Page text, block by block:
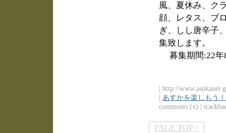
風、夏休み、ク
顔、レタス、ブ
ぎ、しし唐辛子
集致します。
募集期間:22年
| http://
| あすかを楽しもう
comments (x) |
PAGE TOP ↑